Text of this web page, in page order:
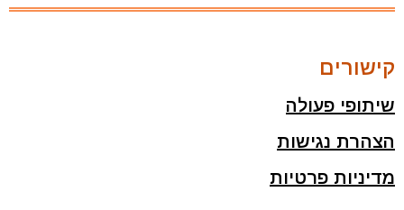
קישורים
שיתופי פעולה
הצהרת נגישות
מדיניות פרטיות